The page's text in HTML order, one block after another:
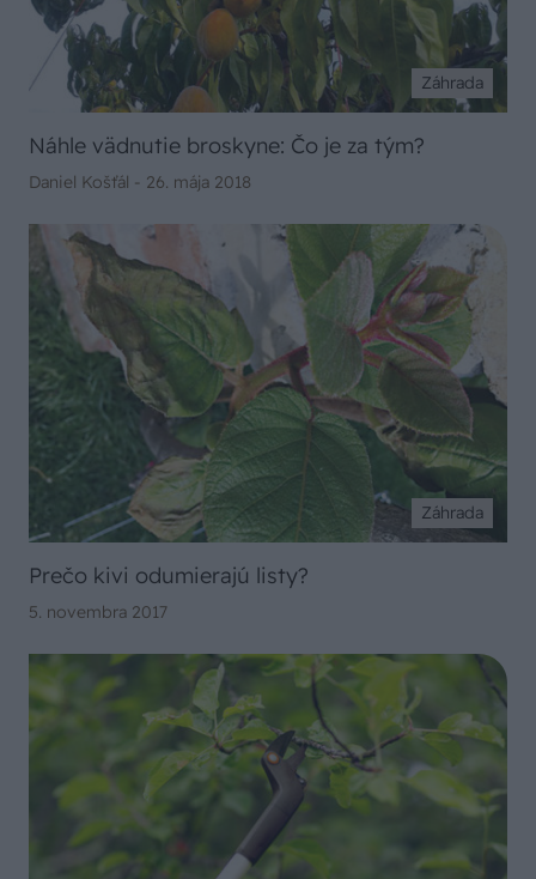
Záhrada
Náhle vädnutie broskyne: Čo je za tým?
Daniel Košťál - 26. mája 2018
Záhrada
Prečo kivi odumierajú listy?
5. novembra 2017